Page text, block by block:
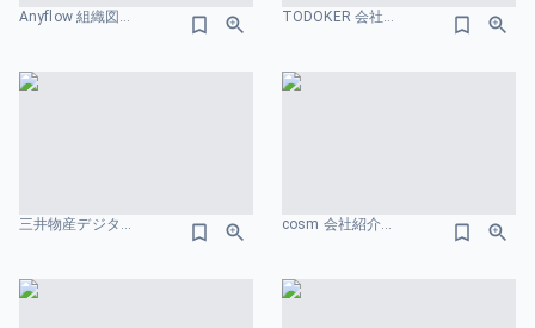
Anyflow 組織図のスライドデザイン TODOKER 会社紹介資料 組織図のスライドデザイン
三井物産デジタルアセットマネジメント 組織図のスライドデザイン cosm 会社紹介資料 組織図のスライドデザイン